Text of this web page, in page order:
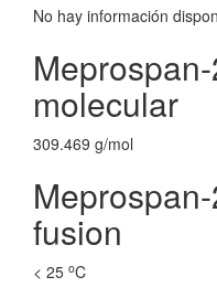
No hay información
molecular
309.469 g/mol
fusion
< 25 oC